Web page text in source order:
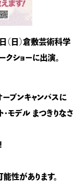
（日）倉敷芸術科学
ショーに出演。
プンキャンパスに
モデル まつきりなさ
性があります。